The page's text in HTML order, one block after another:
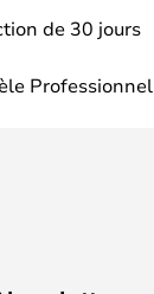
de 30 jours
Professionnel